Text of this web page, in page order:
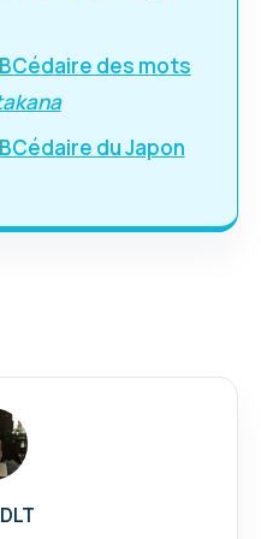
des mots
du Japon